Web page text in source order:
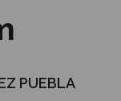
PUEBLA